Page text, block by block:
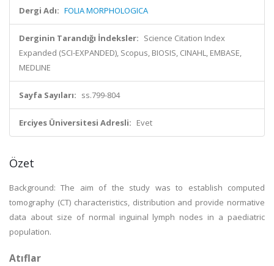
Dergi Adı: FOLIA MORPHOLOGICA
Derginin Tarandığı İndeksler: Science Citation Index
Expanded (SCI-EXPANDED), Scopus, BIOSIS, CINAHL, EMBASE,
MEDLINE
Sayfa Sayıları: ss.799-804
Erciyes Üniversitesi Adresli: Evet
Özet
Background: The aim of the study was to establish computed
tomography (CT) characteristics, distribution and provide normative
data about size of normal inguinal lymph nodes in a paediatric
population.
Atıflar